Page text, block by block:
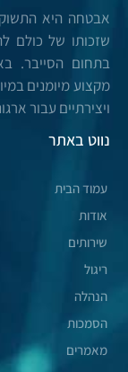
אבטחה היא
שזכותו של כולם
בתחום הסייבר.
מקצוע מיומנים
ויצירתיים עבור
נווט באתר
עמוד הבית
אודות
שירותים
ריגול
הנהלה
הסמכות
מאמרים